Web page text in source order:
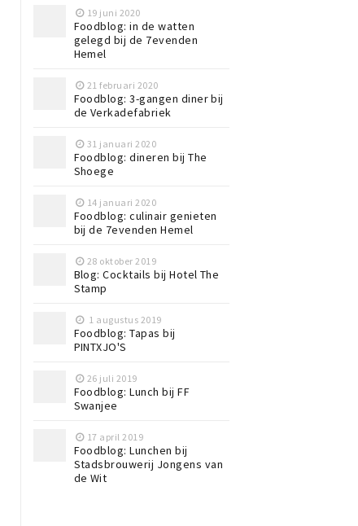
19 juni 2020
Foodblog: in de watten
gelegd bij de 7evenden
Hemel
21 februari 2020
Foodblog: 3-gangen diner bij
de Verkadefabriek
31 januari 2020
Foodblog: dineren bij The
Shoege
14 januari 2020
Foodblog: culinair genieten
bij de 7evenden Hemel
28 oktober 2019
Blog: Cocktails bij Hotel The
Stamp
1 augustus 2019
Foodblog: Tapas bij
PINTXJO'S
26 juli 2019
Foodblog: Lunch bij FF
Swanjee
17 april 2019
Foodblog: Lunchen bij
Stadsbrouwerij Jongens van
de Wit